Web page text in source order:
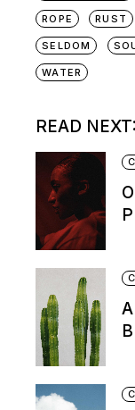
ROPE RUST
SELDOM
WATER
READ NEXT: